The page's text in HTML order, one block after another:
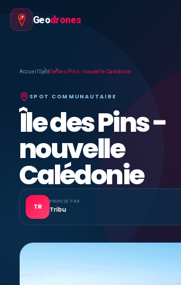
Geodrones
Accueil Spot Île des Pins - nouvelle Calédonie
SPOT COMMUNAUTAIRE
Île des Pins -
nouvelle
Calédonie
TR
PROPOSÉ PAR
Tribu